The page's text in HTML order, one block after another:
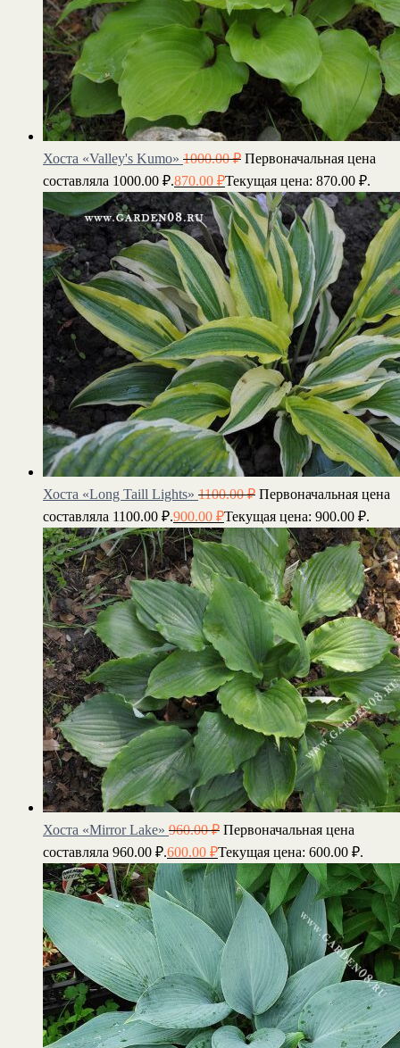
Хоста «Valley's Kumo» 1000.00₽ Первоначальная цена
составляла 1000.00 ₽.870.00 ₽Текущая цена: 870.00 ₽.
Хоста «Long Taill Lights» 1100.00₽ Первоначальная цена
составляла 1100.00 ₽.900.00 ₽Текущая цена: 900.00 ₽.
Хоста «Mirror Lake» 960.00₽ Первоначальная цена
составляла 960.00 ₽.600.00 ₽Текущая цена: 600.00 ₽.